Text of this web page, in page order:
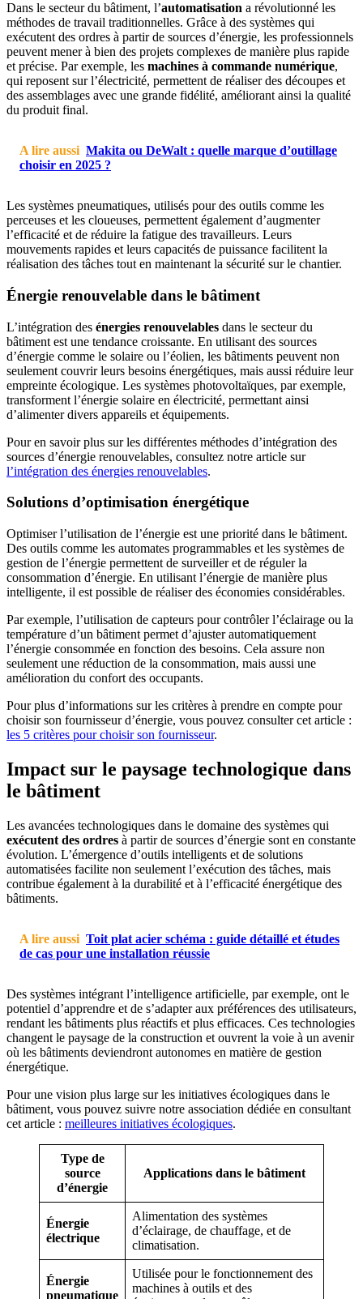
Dans le secteur du bâtiment, l’automatisation a révolutionné les
méthodes de travail traditionnelles. Grâce à des systèmes qui
exécutent des ordres à partir de sources d’énergie, les professionnels
peuvent mener à bien des projets complexes de manière plus rapide
et précise. Par exemple, les machines à commande numérique,
qui reposent sur l’électricité, permettent de réaliser des découpes et
des assemblages avec une grande fidélité, améliorant ainsi la qualité
du produit final.
A lire aussi Makita ou DeWalt : quelle marque d’outillage
choisir en 2025 ?
Les systèmes pneumatiques, utilisés pour des outils comme les
perceuses et les cloueuses, permettent également d’augmenter
l’efficacité et de réduire la fatigue des travailleurs. Leurs
mouvements rapides et leurs capacités de puissance facilitent la
réalisation des tâches tout en maintenant la sécurité sur le chantier.
Énergie renouvelable dans le bâtiment
L’intégration des énergies renouvelables dans le secteur du
bâtiment est une tendance croissante. En utilisant des sources
d’énergie comme le solaire ou l’éolien, les bâtiments peuvent non
seulement couvrir leurs besoins énergétiques, mais aussi réduire leur
empreinte écologique. Les systèmes photovoltaïques, par exemple,
transforment l’énergie solaire en électricité, permettant ainsi
d’alimenter divers appareils et équipements.
Pour en savoir plus sur les différentes méthodes d’intégration des
sources d’énergie renouvelables, consultez notre article sur
l’intégration des énergies renouvelables.
Solutions d’optimisation énergétique
Optimiser l’utilisation de l’énergie est une priorité dans le bâtiment.
Des outils comme les automates programmables et les systèmes de
gestion de l’énergie permettent de surveiller et de réguler la
consommation d’énergie. En utilisant l’énergie de manière plus
intelligente, il est possible de réaliser des économies considérables.
Par exemple, l’utilisation de capteurs pour contrôler l’éclairage ou la
température d’un bâtiment permet d’ajuster automatiquement
l’énergie consommée en fonction des besoins. Cela assure non
seulement une réduction de la consommation, mais aussi une
amélioration du confort des occupants.
Pour plus d’informations sur les critères à prendre en compte pour
choisir son fournisseur d’énergie, vous pouvez consulter cet article :
les 5 critères pour choisir son fournisseur.
Impact sur le paysage technologique dans
le bâtiment
Les avancées technologiques dans le domaine des systèmes qui
exécutent des ordres à partir de sources d’énergie sont en constante
évolution. L’émergence d’outils intelligents et de solutions
automatisées facilite non seulement l’exécution des tâches, mais
contribue également à la durabilité et à l’efficacité énergétique des
bâtiments.
A lire aussi Toit plat acier schéma : guide détaillé et études
de cas pour une installation réussie
Des systèmes intégrant l’intelligence artificielle, par exemple, ont le
potentiel d’apprendre et de s’adapter aux préférences des utilisateurs,
rendant les bâtiments plus réactifs et plus efficaces. Ces technologies
changent le paysage de la construction et ouvrent la voie à un avenir
où les bâtiments deviendront autonomes en matière de gestion
énergétique.
Pour une vision plus large sur les initiatives écologiques dans le
bâtiment, vous pouvez suivre notre association dédiée en consultant
cet article : meilleures initiatives écologiques.
Type de
source
d’énergie
Applications dans le bâtiment
Énergie
électrique
Alimentation des systèmes
d’éclairage, de chauffage, et de
climatisation.
Énergie
pneumatique
Utilisée pour le fonctionnement des
machines à outils et des